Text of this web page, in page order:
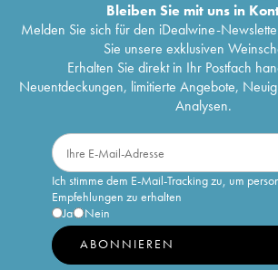
Bleiben Sie mit uns in
Melden Sie sich für den iDealwine-
Sie unsere exklusiven
Erhalten Sie direkt in Ihr Postfach
Neuentdeckungen, limitierte Angebote,
Analysen.
Ich stimme dem E-Mail-Tracking zu, um
Empfehlungen zu erhalten
Ja
Nein
ABONNIEREN